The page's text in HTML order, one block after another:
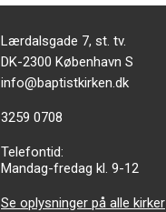
Adresse:
Lærdalsgade 7, st. tv.
Adresse:
DK-2300 København S
Send
info@baptistkirken.dk
Tlf.:
3259 0708
Telefontid:
Mandag-fredag kl. 9-12
Se oplysninger på alle kirker